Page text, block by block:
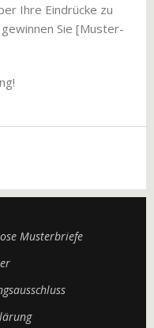
Ihre Eindrücke zu
Sie [Muster-
Musterbriefe